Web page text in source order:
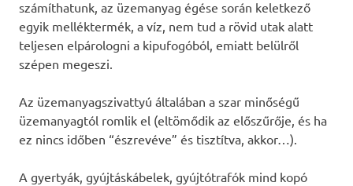
számíthatunk, az üzemanyag égése során keletkező
egyik melléktermék, a víz, nem tud a rövid utak alatt
teljesen elpárologni a kipufogóból, emiatt belülről
szépen megeszi.
Az üzemanyagszivattyú általában a szar minőségű
üzemanyagtól romlik el (eltömődik az előszűrője, és ha
ez nincs időben “észrevéve” és tisztítva, akkor…).
A gyertyák, gyújtáskábelek, gyújtótrafók mind kopó